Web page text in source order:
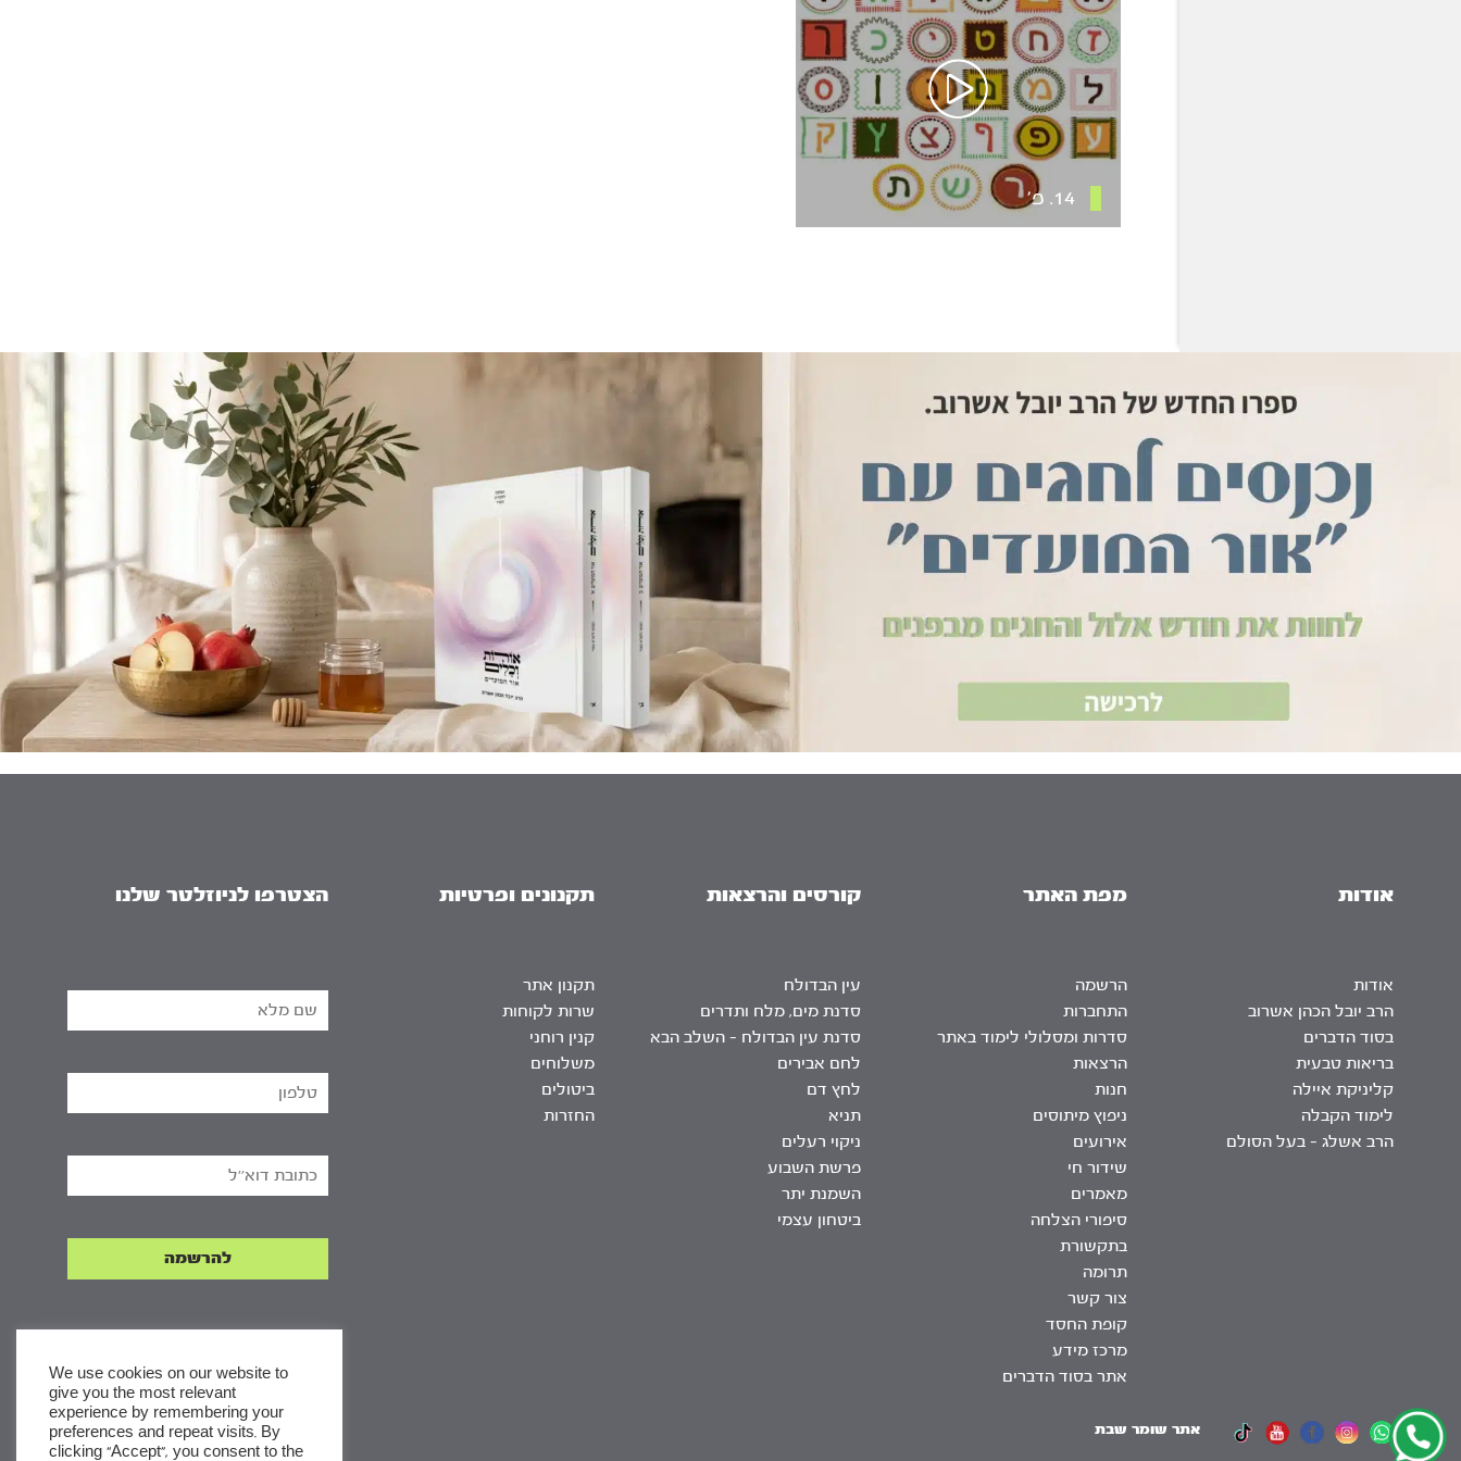
14. פ’
אודות
אודות
הרב יובל הכהן אשרוב
בסוד הדברים
בריאות טבעית
קליניקת איילה
לימוד הקבלה
הרב אשלג – בעל הסולם
מפת האתר
הרשמה
התחברות
סדרות ומסלולי לימוד באתר
הרצאות
חנות
ניפוץ מיתוסים
אירועים
שידור חי
מאמרים
סיפורי הצלחה
בתקשורת
תרומה
צור קשר
קופת החסד
מרכז מידע
אתר בסוד הדברים
קורסים והרצאות
עין הבדולח
סדנת מים, מלח ותדרים
סדנת עין הבדולח – השלב הבא
לחם אבירים
לחץ דם
תניא
ניקוי רעלים
פרשת השבוע
השמנת יתר
ביטחון עצמי
תקנונים ופרטיות
תקנון אתר
שרות לקוחות
קנין רוחני
משלוחים
ביטולים
החזרות
הצטרפו לניוזלטר שלנו
אתר שומר שבת
We use cookies on our website to
give you the most relevant
experience by remembering your
preferences and repeat visits. By
clicking “Accept”, you consent to the
x